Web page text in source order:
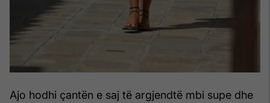
Ajo hodhi çantën e saj të argjendtë mbi supe dhe